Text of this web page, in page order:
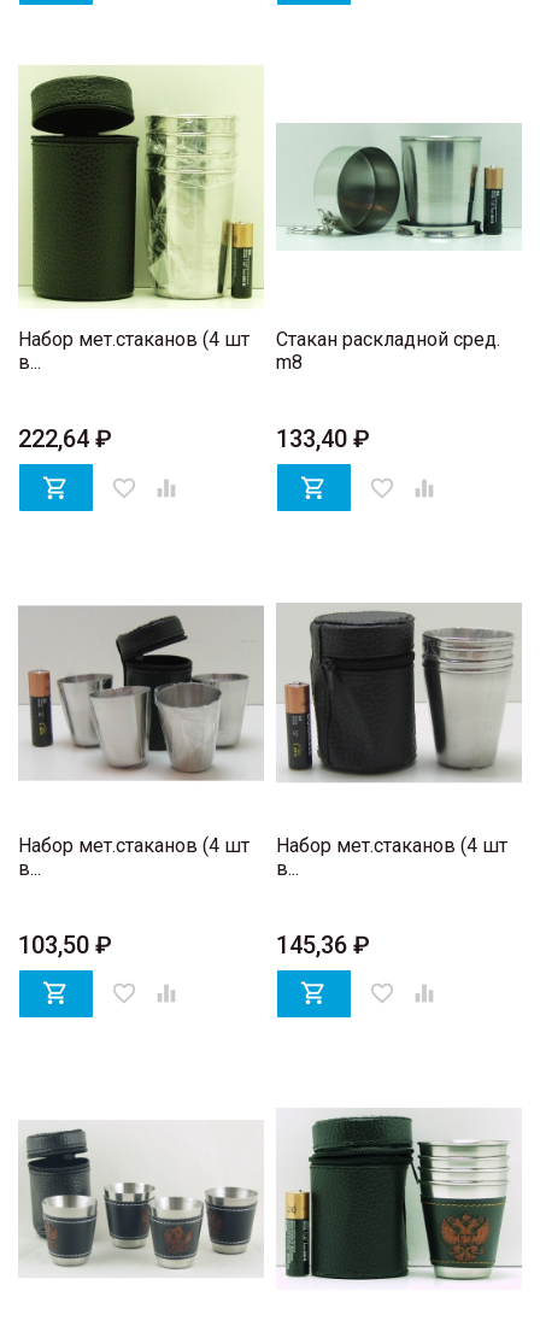
Набор мет.стаканов (4 шт
в...
222,64 ₽
 favorite_border 
Стакан раскладной сред.
m8
133,40 ₽
 favorite_border 
Набор мет.стаканов (4 шт
в...
103,50 ₽
 favorite_border 
Набор мет.стаканов (4 шт
в...
145,36 ₽
 favorite_border 